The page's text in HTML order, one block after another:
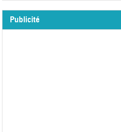
Publicité